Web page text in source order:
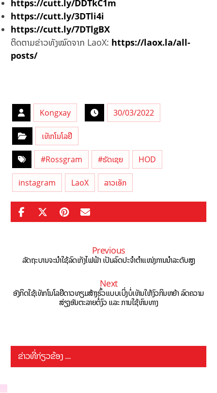
https://cutt.ly/DDTkC1m
https://cutt.ly/3DTli4i
https://cutt.ly/7DTlgBX
ຕິດຕາມຂ່າວທັງໝົດຈາກ LaoX: https://laox.la/all-
posts/
Kongxay 30/03/2022
ເທັກໂນໂລຢີ
#Rossgram #ຣັດເຊຍ HOD
instagram LaoX ລາວເອັກ
Previous
ລັດຖະບານຈະນຳໃຊ້ລົດເກັງໄຟຟ້າ ເປັນລົດປະຈຳຕຳແໜ່ງການນຳລະດັບສູງ
Next
ອັງກິດໃຊ້ເທັກໂນໂລຢີດາວທຽມສ້າງຮົ້ວແບບເບິ່ງບໍ່ເຫັນໃຫ້ງົວກິນຫຍ້າ ລົດຄວາມ
ສ່ຽງອັນຕະລາຍຕໍ່ງົວ ແລະ ການໃຊ້ຫົນທາງ
ຂ່າວທີ່ກ່ຽວຂ້ອງ ...